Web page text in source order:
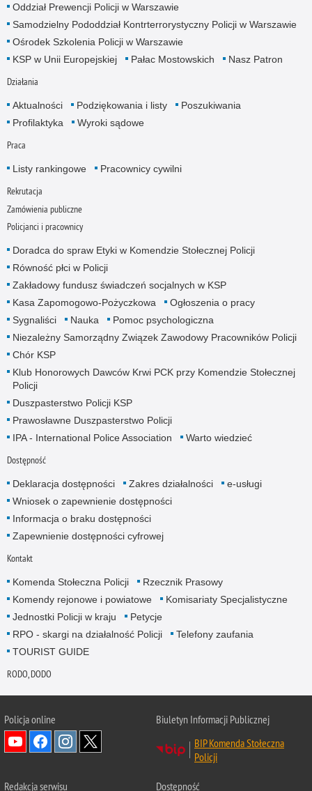
Oddział Prewencji Policji w Warszawie
Samodzielny Pododdział Kontrterrorystyczny Policji w Warszawie
Ośrodek Szkolenia Policji w Warszawie
KSP w Unii Europejskiej
Pałac Mostowskich Nasz Patron
Działania
Aktualności Podziękowania i listy
Poszukiwania
Profilaktyka
Wyroki sądowe
Praca
Listy rankingowe Pracownicy cywilni
Rekrutacja
Zamówienia publiczne
Policjanci i pracownicy
Doradca do spraw Etyki w Komendzie Stołecznej Policji
Równość płci w Policji
Zakładowy fundusz świadczeń socjalnych w KSP
Kasa Zapomogowo-Pożyczkowa
Ogłoszenia o pracy
Sygnaliści
Nauka
Pomoc psychologiczna
Niezależny Samorządny Związek Zawodowy Pracowników Policji
Chór KSP
Klub Honorowych Dawców Krwi PCK przy Komendzie Stołecznej
Policji
Duszpasterstwo Policji KSP
Prawosławne Duszpasterstwo Policji
IPA - International Police Association
Warto wiedzieć
Dostępność
Deklaracja dostępności Zakres działalności
e-usługi
Wniosek o zapewnienie dostępności
Informacja o braku dostępności
Zapewnienie dostępności cyfrowej
Kontakt
Komenda Stołeczna Policji
Rzecznik Prasowy
Komendy rejonowe i powiatowe
Komisariaty Specjalistyczne
Jednostki Policji w kraju
Petycje
RPO - skargi na działalność Policji
Telefony zaufania
TOURIST GUIDE
RODO, DODO
Policja online
Biuletyn Informacji Publicznej
BIP Komenda Stołeczna
Policji
Redakcja serwisu Dostępność